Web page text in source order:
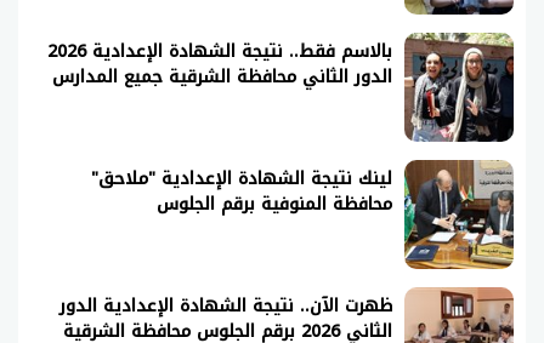
بالاسم فقط.. نتيجة الشهادة الإعدادية 2026
الدور الثاني محافظة الشرقية جميع المدارس
لينك نتيجة الشهادة الإعدادية "ملاحق"
محافظة المنوفية برقم الجلوس
ظهرت الآن.. نتيجة الشهادة الإعدادية الدور
الثاني 2026 برقم الجلوس محافظة الشرقية